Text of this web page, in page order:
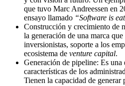
que tuvo Marc Andreessen en
ensayo llamado “Software is
Construcción y crecimiento de
la generación de una marca
inversionistas, soporte a los
ecosistema de venture capital.
Generación de pipeline: Es una
características de los
Tienen la capacidad de